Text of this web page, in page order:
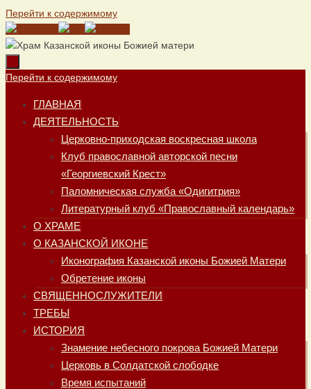
Перейти к содержимому
Перейти к содержимому
ГЛАВНАЯ
ДЕЯТЕЛЬНОСТЬ
Церковно-приходская воскресная школа
Клуб православной авторской песни
«Георгиевский Крест»
Паломническая служба «Одигитрия»
Литературный клуб «Православный календарь»
О ХРАМЕ
О КАЗАНСКОЙ ИКОНЕ
Иконография Казанской иконы Божией Матери
Обретение иконы
СВЯЩЕННОСЛУЖИТЕЛИ
ТРЕБЫ
ИСТОРИЯ
Знамение небесного покрова Божией Матери
Церковь в Солдатской слободке
Время испытаний